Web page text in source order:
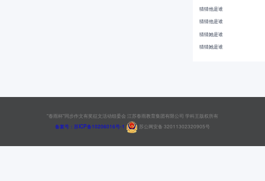
猜猜他是谁
猜猜他是谁
猜猜她是谁
猜猜她是谁
"春雨杯"同步作文有奖征文活动组委会 江苏春雨教育集团有限公司 学科王版权所有
备案号：苏ICP备10206016号-1
苏公网安备 32011302320905号